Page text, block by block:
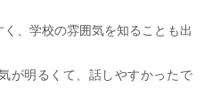
、学校の雰囲気を知ることも出
が明るくて、話しやすかったで